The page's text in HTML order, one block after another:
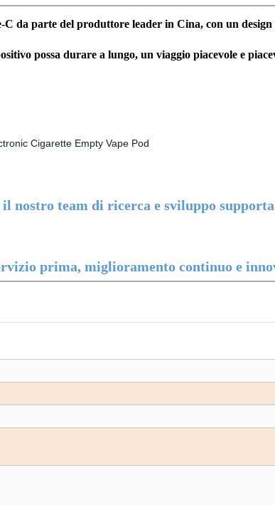
da parte del produttore leader in Cina, con un
possa durare a lungo, un viaggio piacevole e
nostro team di ricerca e sviluppo
prima, miglioramento continuo e